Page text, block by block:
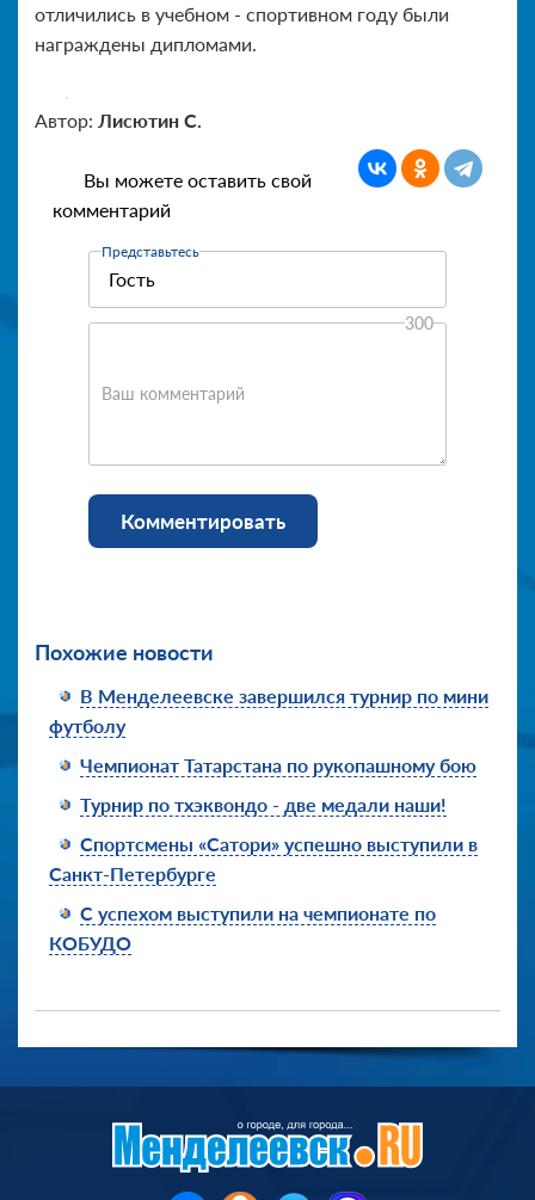
отличились в учебном - спортивном году были
награждены дипломами.
Автор: Лисютин С.
Вы можете оставить свой
комментарий
Представьтесь
Ваш комментарий
300
Комментировать
Похожие новости
В Менделеевске завершился турнир по мини
футболу
Чемпионат Татарстана по рукопашному бою
Турнир по тхэквондо - две медали наши!
Спортсмены «Сатори» успешно выступили в
Санкт-Петербурге
С успехом выступили на чемпионате по
КОБУДО